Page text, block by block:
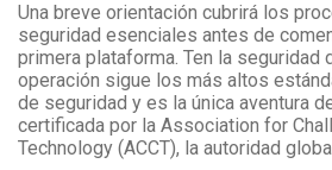
Una breve orientación cubrirá los
seguridad esenciales antes de
primera plataforma. Ten la seguridad
operación sigue los más altos
de seguridad y es la única aventura
certificada por la Association for
Technology (ACCT), la autoridad